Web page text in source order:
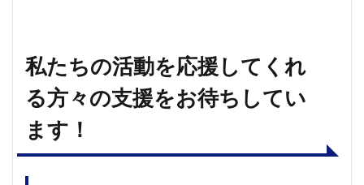
私たちの活動を応援してくれ
る方々の支援をお待ちしてい
ます！